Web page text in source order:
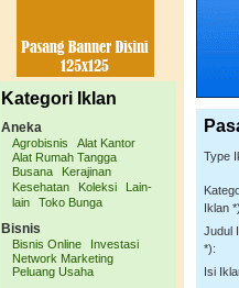
Kategori Iklan
Aneka
Agrobisnis
Alat Kantor
Alat Rumah Tangga
Busana
Kerajinan
Kesehatan
Koleksi
Lain-
lain
Toko Bunga
Bisnis
Bisnis Online
Investasi
Network Marketing
Peluang Usaha
Type
Iklan
Judul
*):
Isi